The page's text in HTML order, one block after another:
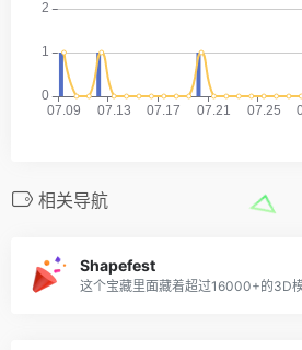
相关导航
Shapefest